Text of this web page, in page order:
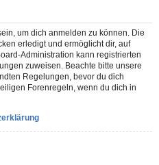
um dich anmelden zu können. Die
erledigt und ermöglicht dir, auf
Administration kann registrierten
zuweisen. Beachte bitte unsere
Regelungen, bevor du dich
Forenregeln, wenn du dich in